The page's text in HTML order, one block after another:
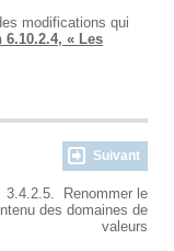
modifications qui
6.10.2.4, « Les
Suivant
3.4.2.5. Renommer le
des domaines de
valeurs